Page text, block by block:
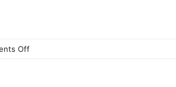
Offon
ราย